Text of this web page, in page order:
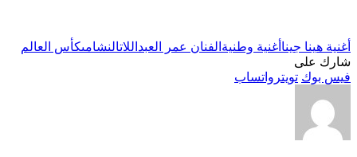
أغنية هينا جينا أغنية وطنية الفنان عمر العبداللاتالنشامىكأس العالم
شارك على
فيس بوك تويتر واتساب